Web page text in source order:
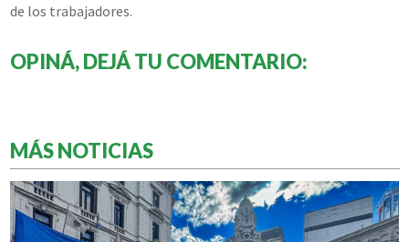
de los trabajadores.
OPINÁ, DEJÁ TU COMENTARIO:
MÁS NOTICIAS